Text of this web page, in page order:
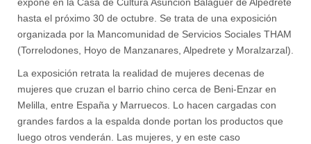
hasta el próximo 30 de octubre. Se trata de una exposición
organizada por la Mancomunidad de Servicios Sociales THAM
(Torrelodones, Hoyo de Manzanares, Alpedrete y Moralzarzal).
La exposición retrata la realidad de mujeres decenas de
mujeres que cruzan el barrio chino cerca de Beni-Enzar en
Melilla, entre España y Marruecos. Lo hacen cargadas con
grandes fardos a la espalda donde portan los productos que
luego otros venderán. Las mujeres, y en este caso